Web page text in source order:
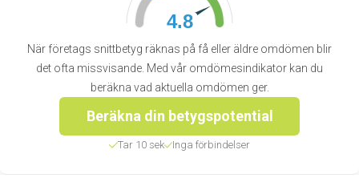
4.8
När företags snittbetyg räknas på få eller äldre omdömen blir
det ofta missvisande. Med vår omdömesindikator kan du
beräkna vad aktuella omdömen ger.
Beräkna din betygspotential
Tar 10 sek Inga förbindelser